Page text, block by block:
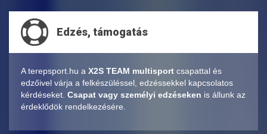
Edzés, támogatás
A terepsport.hu a X2S TEAM multisport csapattal és
edzőivel várja a felkészüléssel, edzéssekkel kapcsolatos
kérdéseket. Csapat vagy személyi edzéseken is állunk az
érdeklődök rendelkezésére.